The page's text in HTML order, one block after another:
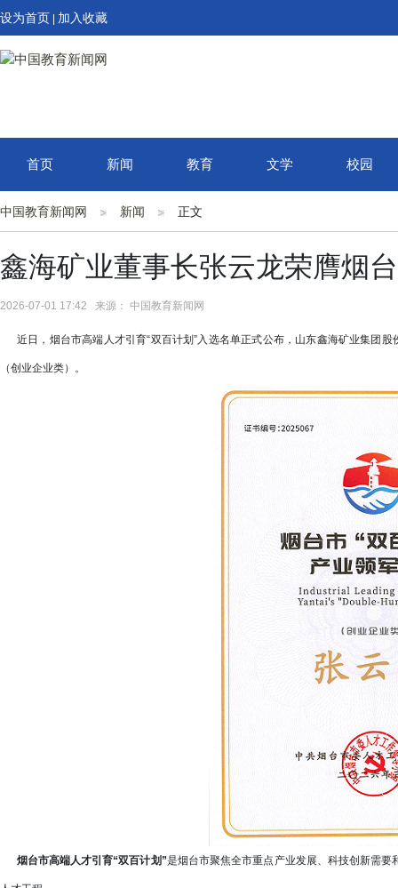
设为首页 加入收藏
首页 新闻 教育 文学 校园
中国教育新闻网 新闻 正文
鑫海矿业董事长张云龙荣膺烟
2026-07-01 17:42 来源： 中国教育新闻网
近日，烟台市高端人才引育“双百计划”入选名单正式公布，山东鑫海矿业集团股
（创业企业类）。
烟台市高端人才引育“双百计划”是烟台市聚焦全市重点产业发展、科技创新需